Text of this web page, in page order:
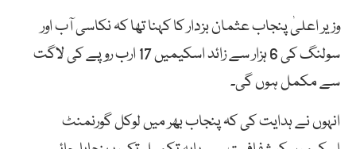
وزیر اعلیٰ پنجاب عثمان بزدار کا کہنا تھا کہ نکاسی آب اور
سولنگ کی 6 ہزار سے زائد اسکیمیں 17 ارب روپے کی لاگت
سے مکمل ہوں گی۔
انہوں نے ہدایت کی کہ پنجاب بھر میں لوکل گورنمنٹ